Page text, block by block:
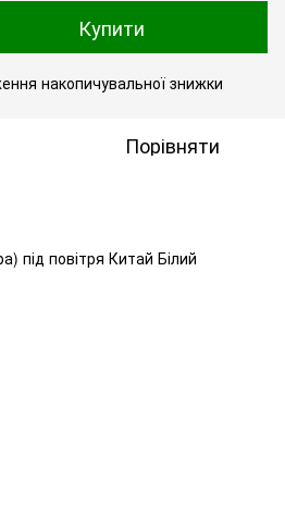
Купити
накопичувальної знижки
Порівняти
під повітря Китай Білий